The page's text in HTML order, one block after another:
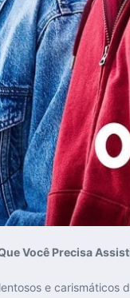
Você Precisa
e